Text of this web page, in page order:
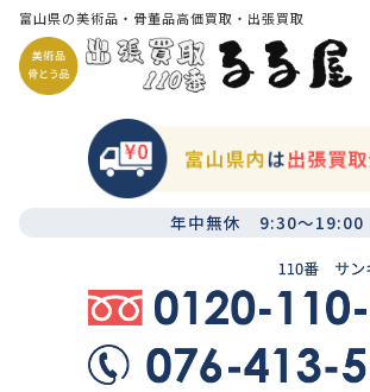
富山県の美術品・骨董品高価買取・出張買取
年中無休 9:30～19:00